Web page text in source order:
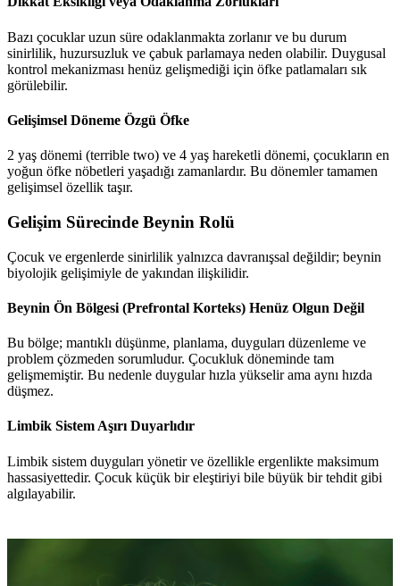
Bazı çocuklar uzun süre odaklanmakta zorlanır ve bu durum
sinirlilik, huzursuzluk ve çabuk parlamaya neden olabilir. Duygusal
kontrol mekanizması henüz gelişmediği için öfke patlamaları sık
görülebilir.
Gelişimsel Döneme Özgü Öfke
2 yaş dönemi (terrible two) ve 4 yaş hareketli dönemi, çocukların en
yoğun öfke nöbetleri yaşadığı zamanlardır. Bu dönemler tamamen
gelişimsel özellik taşır.
Gelişim Sürecinde Beynin Rolü
Çocuk ve ergenlerde sinirlilik yalnızca davranışsal değildir; beynin
biyolojik gelişimiyle de yakından ilişkilidir.
Beynin Ön Bölgesi (Prefrontal Korteks) Henüz Olgun Değil
Bu bölge; mantıklı düşünme, planlama, duyguları düzenleme ve
problem çözmeden sorumludur. Çocukluk döneminde tam
gelişmemiştir. Bu nedenle duygular hızla yükselir ama aynı hızda
düşmez.
Limbik Sistem Aşırı Duyarlıdır
Limbik sistem duyguları yönetir ve özellikle ergenlikte maksimum
hassasiyettedir. Çocuk küçük bir eleştiriyi bile büyük bir tehdit gibi
algılayabilir.